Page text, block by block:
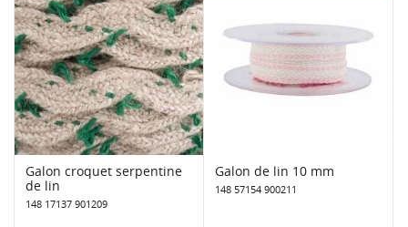
Galon croquet serpentine
de lin
148 17137 901209
Galon de lin 10 mm
148 57154 900211